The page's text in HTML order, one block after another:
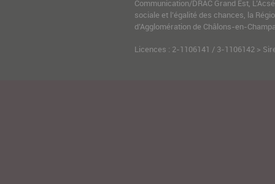
Communication/DRAC Grand Est,
sociale et l’égalité des chances, la
d’Agglomération de Châlons-en-
Licences : 2-1106141 / 3-1106142 >